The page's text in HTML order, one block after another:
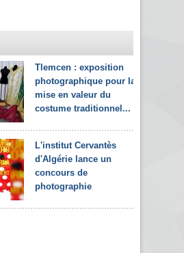
Tlemcen : exposition
photographique pour la
mise en valeur du
costume traditionnel...
L'institut Cervantès
d'Algérie lance un
concours de
photographie